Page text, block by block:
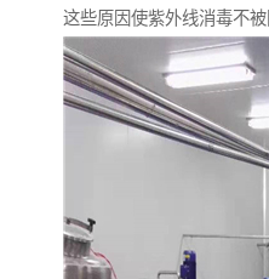
这些原因使紫外线消毒不被